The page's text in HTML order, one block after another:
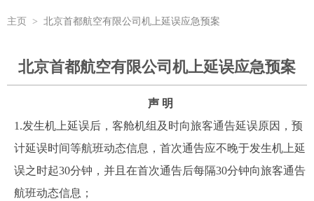
主页 > 北京首都航空有限公司机上延误应急预案
北京首都航空有限公司机上延误应急预案
声 明
1.发生机上延误后，客舱机组及时向旅客通告延误原因，预
计延误时间等航班动态信息，首次通告应不晚于发生机上延
误之时起30分钟，并且在首次通告后每隔30分钟向旅客通告
航班动态信息；